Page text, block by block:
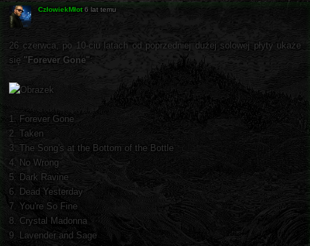
CzłowiekMłot 6 lat temu
26 czerwca, po 10-ciu latach od poprzedniej dużej solowej płyty ukaże
się "Forever Gone":
1. Forever Gone
2. Taken
3. The Song's at the Bottom of the Bottle
4. No Wrong
5. Dark Ravine
6. Dead Yesterday
7. You're So Fine
8. Crystal Madonna
9. Lavender and Sage